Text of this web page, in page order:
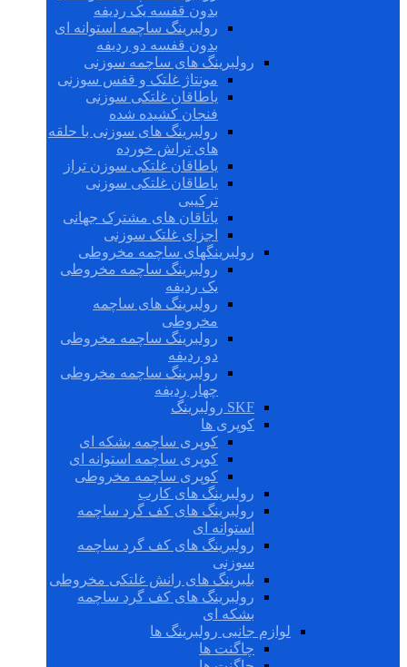
بدون قفسه یک ردیفه
رولبرینگ ساچمه استوانه ای
بدون قفسه دو ردیفه
رولبرینگ های ساچمه سوزنی
مونتاژ غلتک و قفس سوزنی
یاطاقان غلتکی سوزنی
فنجان کشیده شده
رولبرینگ های سوزنی با حلقه
های تراش خورده
یاطاقان غلتکی سوزن تراز
یاطاقان غلتکی سوزنی
ترکیبی
یاتاقان های مشترک جهانی
اجزای غلتک سوزنی
رولبرینگهای ساچمه مخروطی
رولبرینگ ساچمه مخروطی
یک ردیفه
رولبرینگ های ساچمه
مخروطی
رولبرینگ ساچمه مخروطی
دو ردیفه
رولبرینگ ساچمه مخروطی
چهار ردیفه
SKF رولبرینگ
کوپری ها
کوپری ساچمه بشکه ای
کوپری ساچمه استوانه ای
کوپری ساچمه مخروطی
رولبرینگ های کارب
رولبرینگ های کف گرد ساچمه
استوانه ای
رولبرینگ های کف گرد ساچمه
سوزنی
بلبرینگ های رانش غلتکی مخروطی
رولبرینگ های کف گرد ساچمه
بشکه ای
لوازم جانبی رولبرینگ ها
چاگنت ها